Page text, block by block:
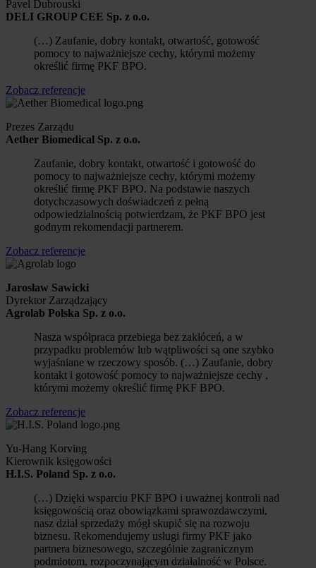
Pavel Dubrouski
DELI GROUP CEE Sp. z o.o.
(…) Zaufanie, dobry kontakt, otwartość, gotowość
pomocy to najważniejsze cechy, którymi możemy
określić firmę PKF BPO.
Zobacz referencje
Prezes Zarządu
Aether Biomedical Sp. z o.o.
Zaufanie, dobry kontakt, otwartość i gotowość do
pomocy to najważniejsze cechy, którymi możemy
określić firmę PKF BPO. Na podstawie naszych
dotychczasowych doświadczeń z pełną
odpowiedzialnością potwierdzam, że PKF BPO jest
godnym rekomendacji partnerem.
Zobacz referencje
Jarosław Sawicki
Dyrektor Zarządzający
Agrolab Polska Sp. z o.o.
Nasza współpraca przebiega bez zakłóceń, a w
przypadku problemów lub wątpliwości są one szybko
wyjaśniane w rzeczowy sposób. (…) Zaufanie, dobry
kontakt i gotowość pomocy to najważniejsze cechy ,
którymi możemy określić firmę PKF BPO.
Zobacz referencje
Yu-Hang Korving
Kierownik księgowości
H.I.S. Poland Sp. z o.o.
(…) Dzięki wsparciu PKF BPO i uważnej kontroli nad
księgowością oraz obowiązkami sprawozdawczymi,
nasz dział sprzedaży mógł skupić się na rozwoju
biznesu. Rekomendujemy usługi firmy PKF jako
partnera biznesowego, szczególnie zagranicznym
podmiotom, rozpoczynającym działalność w Polsce.